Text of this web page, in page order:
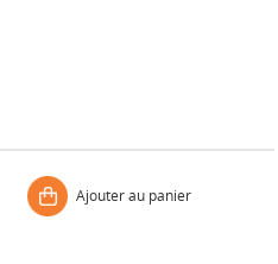
Ajouter au panier